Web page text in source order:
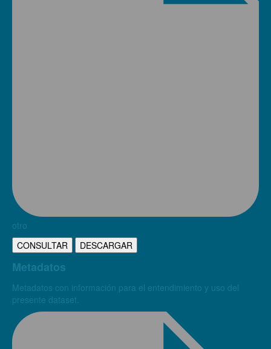
otro
CONSULTAR
DESCARGAR
Metadatos
Metadatos con información para el entendimiento y uso del
presente dataset.